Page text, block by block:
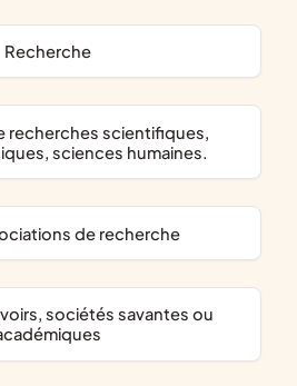
recherche
sciences humaines.
de recherche